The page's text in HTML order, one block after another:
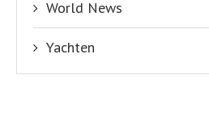
World News
Yachten